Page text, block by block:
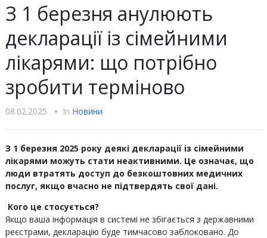
З 1 березня анулюють
декларації із сімейними
лікарями: що потрібно
зробити терміново
08.02.2025 • In Новини
З 1 березня 2025 року деякі декларації із сімейними
лікарями можуть стати неактивними. Це означає, що
люди втратять доступ до безкоштовних медичних
послуг, якщо вчасно не підтвердять свої дані.
Кого це стосується?
Якщо ваша інформація в системі не збігається з державними
реєстрами, декларацію буде тимчасово заблоковано. До